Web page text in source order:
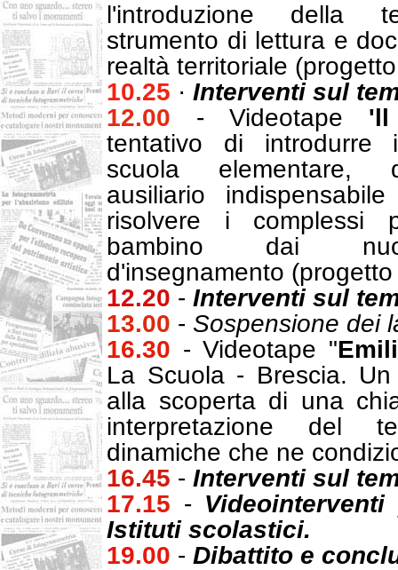
l'introduzione della
strumento di lettura e
realtà territoriale
10.25 · Interventi sul
12.00 - Videotape 'll
tentativo di introdurre
scuola elementare,
ausiliario
risolvere i complessi
bambino dai
d'insegnamento
12.20 - Interventi sul
13.00 - Sospensione dei
16.30 - Videotape "
La Scuola - Brescia.
alla scoperta di una
interpretazione del
dinamiche che ne
16.45 - Interventi sul
17.15 -
Istituti scolastici.
19.00 - Dibattito e